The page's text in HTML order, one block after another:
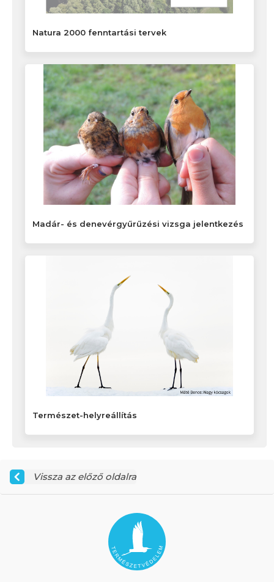
Natura 2000 fenntartási tervek
Madár- és denevérgyűrűzési vizsga jelentkezés
Természet-helyreállítás
Vissza az előző oldalra